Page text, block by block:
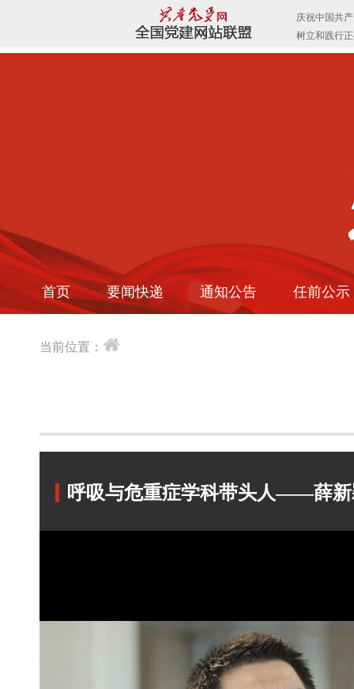
首页 要闻快递 通知公告 任前公示
当前位置：
呼吸与危重症学科带头人——薛